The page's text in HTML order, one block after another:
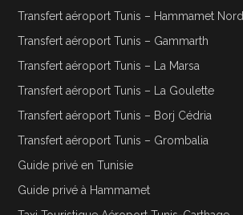
Transfert aéroport Tunis – Hammamet Nord
Transfert aéroport Tunis – Gammarth
Transfert aéroport Tunis – La Marsa
Transfert aéroport Tunis – La Goulette
Transfert aéroport Tunis – Borj Cédria
Transfert aéroport Tunis – Grombalia
Guide privé en Tunisie
Guide privé à Hammamet